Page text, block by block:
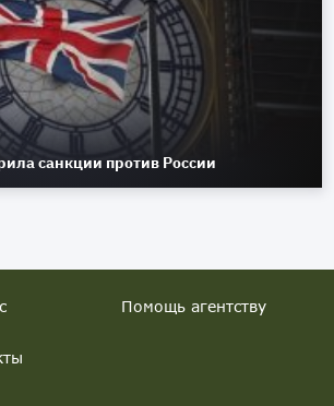
санкции против России
Помощь агентству